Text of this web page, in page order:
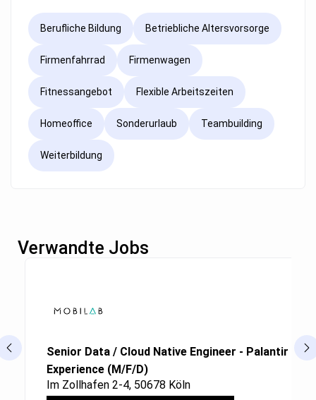
Berufliche Bildung Betriebliche Altersvorsorge
Firmenfahrrad Firmenwagen
Fitnessangebot Flexible Arbeitszeiten
Homeoffice Sonderurlaub Teambuilding
Weiterbildung
Verwandte Jobs
Senior Data / Cloud Native Engineer - Palantir
Experience (M/F/D)
Im Zollhafen 2-4, 50678 Köln